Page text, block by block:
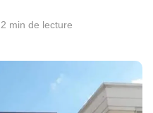
2 min de lecture